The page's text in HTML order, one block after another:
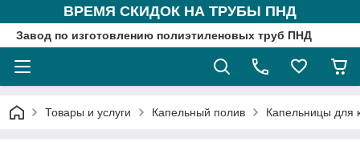
ВРЕМЯ СКИДОК НА ТРУБЫ ПНД
Завод по изготовлению полиэтиленовых труб ПНД
Товары и услуги Капельный полив Капельницы для